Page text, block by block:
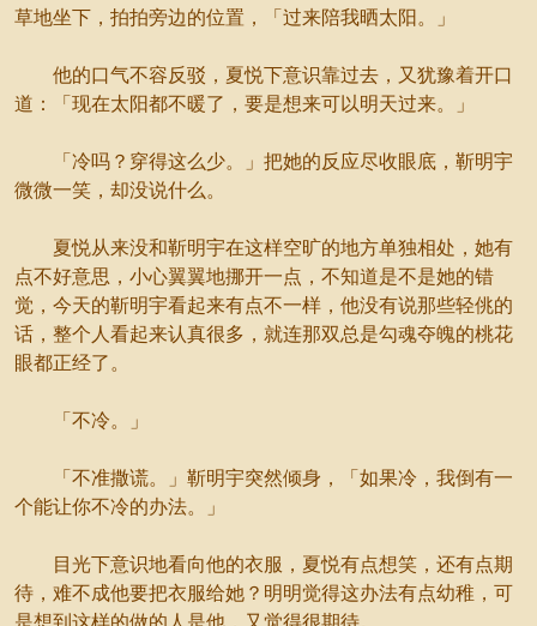
草地坐下，拍拍旁边的位置，「过来陪我晒太阳。」
他的口气不容反驳，夏悦下意识靠过去，又犹豫着开口
道：「现在太阳都不暖了，要是想来可以明天过来。」
「冷吗？穿得这么少。」把她的反应尽收眼底，靳明宇
微微一笑，却没说什么。
夏悦从来没和靳明宇在这样空旷的地方单独相处，她有
点不好意思，小心翼翼地挪开一点，不知道是不是她的错
觉，今天的靳明宇看起来有点不一样，他没有说那些轻佻的
话，整个人看起来认真很多，就连那双总是勾魂夺魄的桃花
眼都正经了。
「不冷。」
「不准撒谎。」靳明宇突然倾身，「如果冷，我倒有一
个能让你不冷的办法。」
目光下意识地看向他的衣服，夏悦有点想笑，还有点期
待，难不成他要把衣服给她？明明觉得这办法有点幼稚，可
是想到这样的做的人是他，又觉得很期待。